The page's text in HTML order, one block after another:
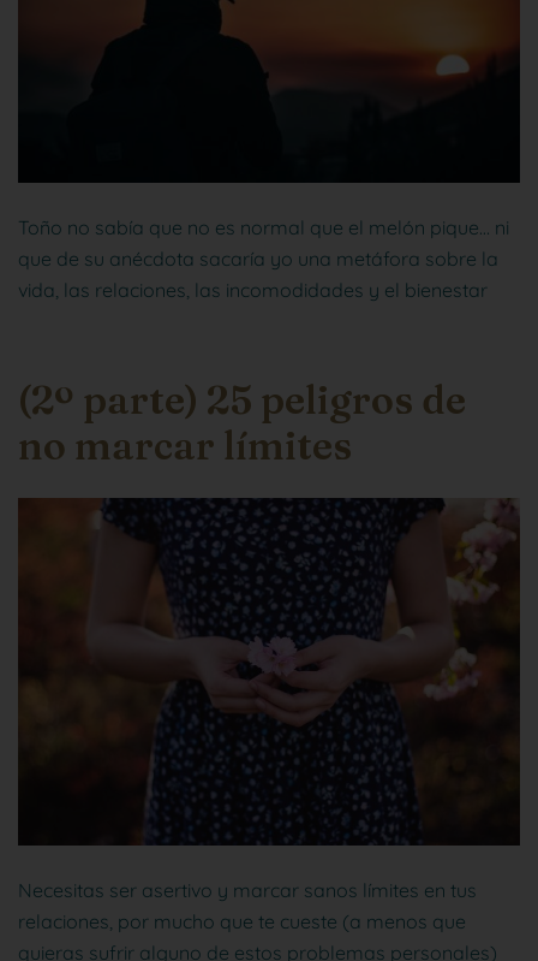
Toño no sabía que no es normal que el melón pique… ni
que de su anécdota sacaría yo una metáfora sobre la
vida, las relaciones, las incomodidades y el bienestar
(2º parte) 25 peligros de
no marcar límites
Necesitas ser asertivo y marcar sanos límites en tus
relaciones, por mucho que te cueste (a menos que
quieras sufrir alguno de estos problemas personales)